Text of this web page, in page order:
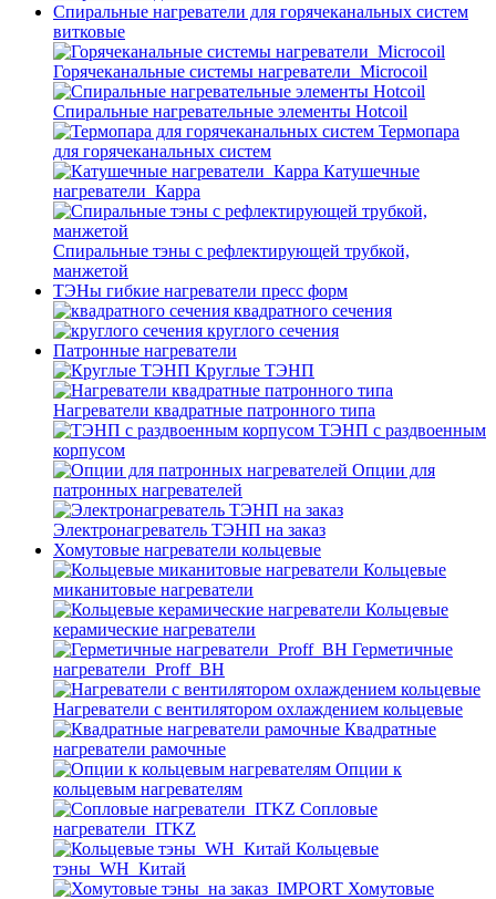
Спиральные нагреватели для горячеканальных систем
витковые
Горячеканальные системы нагреватели_Microcoil
Спиральные нагревательные элементы Hotcoil
Термопара
для горячеканальных систем
Катушечные
нагреватели_Карра
Спиральные тэны с рефлектирующей трубкой,
манжетой
ТЭНы гибкие нагреватели пресс форм
квадратного сечения
круглого сечения
Патронные нагреватели
Круглые ТЭНП
Нагреватели квадратные патронного типа
ТЭНП с раздвоенным
корпусом
Опции для
патронных нагревателей
Электронагреватель ТЭНП на заказ
Хомутовые нагреватели кольцевые
Кольцевые
миканитовые нагреватели
Кольцевые
керамические нагреватели
Герметичные
нагреватели_Proff_BH
Нагреватели с вентилятором охлаждением кольцевые
Квадратные
нагреватели рамочные
Опции к
кольцевым нагревателям
Cопловые
нагреватели_ITKZ
Кольцевые
тэны_WH_Китай
Хомутовые